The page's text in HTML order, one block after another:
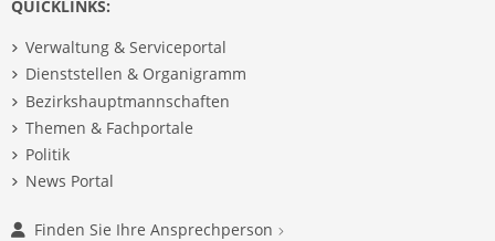
QUICKLINKS:
Verwaltung & Serviceportal
Dienststellen & Organigramm
Bezirkshauptmannschaften
Themen & Fachportale
Politik
News Portal
Finden Sie Ihre Ansprechperson